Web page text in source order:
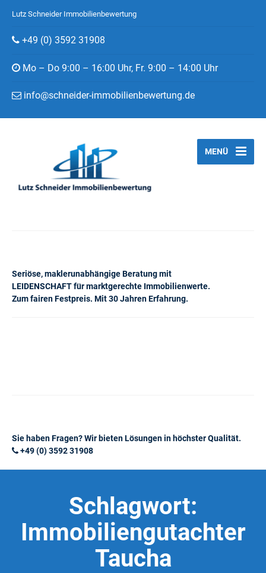
Lutz Schneider Immobilienbewertung
+49 (0) 3592 31908
Mo – Do 9:00 – 16:00 Uhr, Fr. 9:00 – 14:00 Uhr
info@schneider-immobilienbewertung.de
Seriöse, maklerunabhängige Beratung mit
LEIDENSCHAFT für marktgerechte Immobilienwerte.
Zum fairen Festpreis. Mit 30 Jahren Erfahrung.
MENÜ
Sie haben Fragen? Wir bieten Lösungen in höchster Qualität.
+49 (0) 3592 31908
Schlagwort:
Immobiliengutachter
Taucha